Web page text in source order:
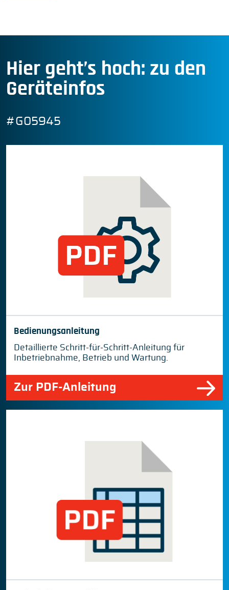
Hier geht’s hoch: zu den
Geräteinfos
#G05945
Bedienungsanleitung
Detaillierte Schritt-für-Schritt-Anleitung für
Inbetriebnahme, Betrieb und Wartung.
Zur PDF-Anleitung